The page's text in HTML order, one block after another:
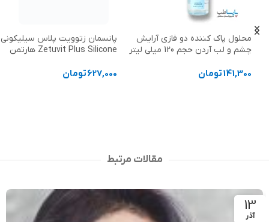
محلول پاک کننده دو فازی آرایش
چشم و لب آردن حجم 120 میلی لیتر
141,300تومان
پانسمان زتوویت پلاس سیلیکونی
Zetuvit Plus Silicone هارتمن
627,000تومان
مقالات مرتبط
13
آذر